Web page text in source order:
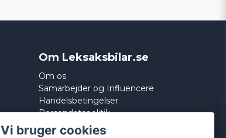
Om Leksaksbilar.se
Om os
Samarbejder og Influencere
Handelsbetingelser
Persondatapolitik
Cookies
Vi bruger cookies